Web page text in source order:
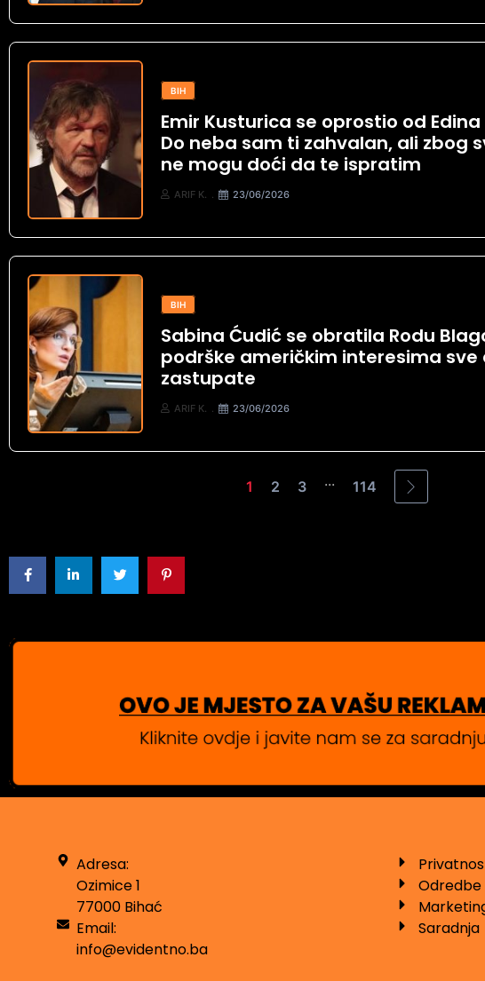
BIH
Emir Kusturica se oprostio od
Do neba sam ti zahvalan, ali zbog
ne mogu doći da te ispratim
ARIF K. 23/06/2026
BIH
Sabina Ćudić se obratila Rodu
podrške američkim interesima sve
zastupate
ARIF K. 23/06/2026
1 2 3 ... 114
Adresa:
Ozimice 1
77000 Bihać
Email:
info@evidentno.ba
Odredbe
Saradnja